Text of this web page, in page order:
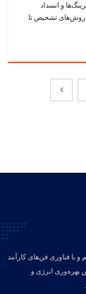
و انسداد
روش‌های تشخیص تا
و با فناوری فن‌های کارآمد
بهره‌وری انرژی و